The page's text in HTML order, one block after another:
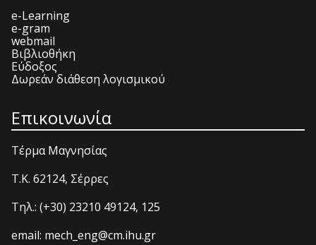
e-Learning
e-gram
webmail
Βιβλιοθήκη
Εύδοξος
Δωρεάν διάθεση λογισμικού
Επικοινωνία
Τέρμα Μαγνησίας
T.K. 62124, Σέρρες
Τηλ.: (+30) 23210 49124, 125
email: mech_eng@cm.ihu.gr